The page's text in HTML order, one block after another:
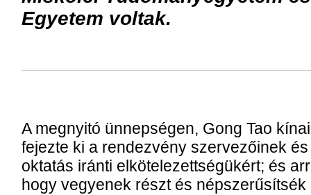
Egyetem voltak.
A megnyitó ünnepségen, Gong Tao
fejezte ki a rendezvény szervezőinek
oktatás iránti elkötelezettségükért; és
hogy vegyenek részt és